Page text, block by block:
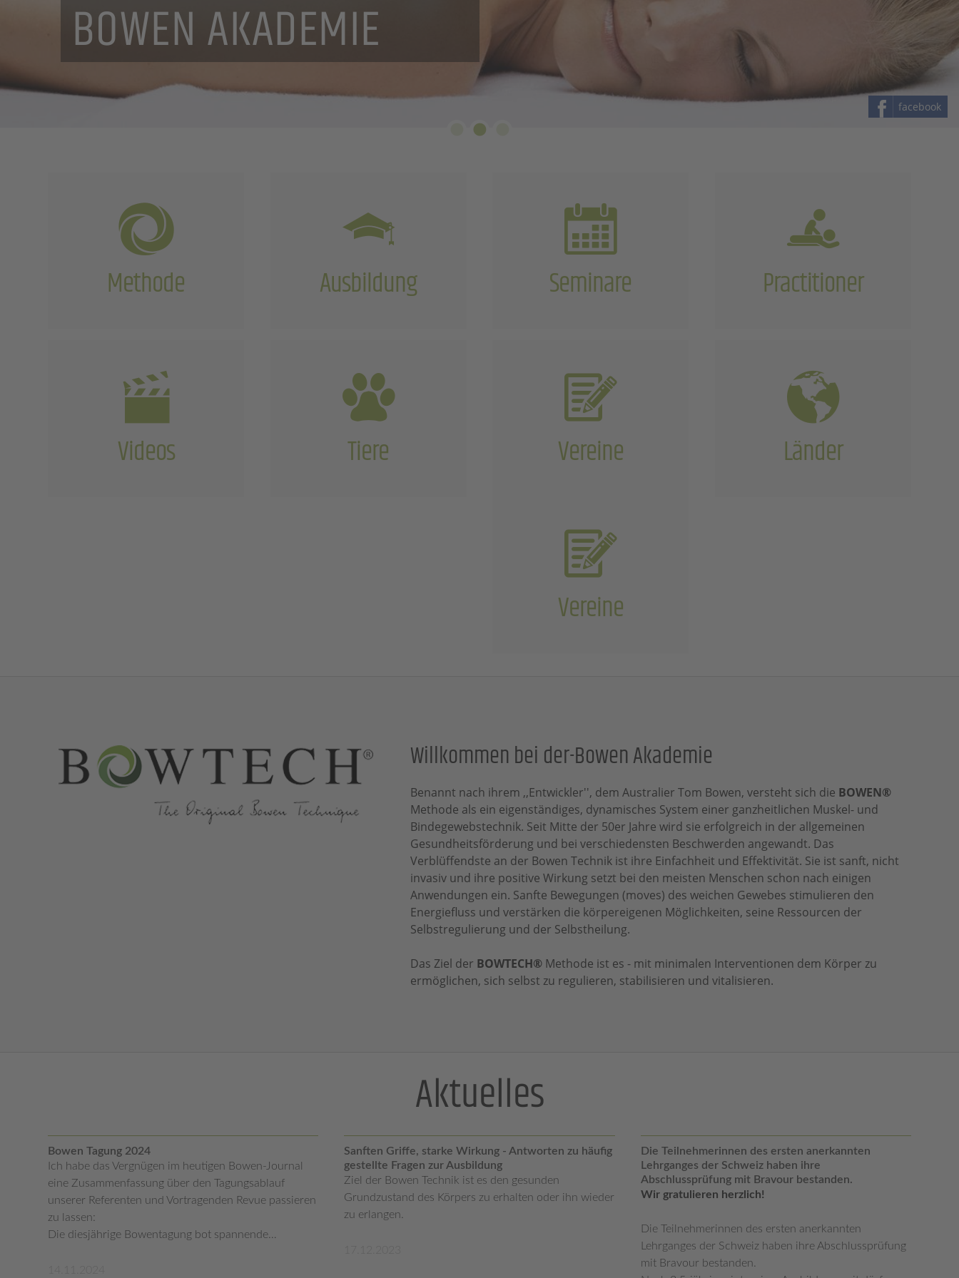
BOWEN TECHNIK
BOWEN AKADEMIE
BOWEN TECHNIK
facebook
Methode Ausbildung Seminare Practitioner
Videos Tiere Vereine
Vereine
Länder
Willkommen bei der-Bowen Akademie
Benannt nach ihrem ,,Entwickler'', dem Australier Tom Bowen, versteht sich die BOWEN®
Methode als ein eigenständiges, dynamisches System einer ganzheitlichen Muskel- und
Bindegewebstechnik. Seit Mitte der 50er Jahre wird sie erfolgreich in der allgemeinen
Gesundheitsförderung und bei verschiedensten Beschwerden angewandt. Das
Verblüffendste an der Bowen Technik ist ihre Einfachheit und Effektivität. Sie ist sanft, nicht
invasiv und ihre positive Wirkung setzt bei den meisten Menschen schon nach einigen
Anwendungen ein. Sanfte Bewegungen (moves) des weichen Gewebes stimulieren den
Energiefluss und verstärken die körpereigenen Möglichkeiten, seine Ressourcen der
Selbstregulierung und der Selbstheilung.
Das Ziel der BOWTECH® Methode ist es - mit minimalen Interventionen dem Körper zu
ermöglichen, sich selbst zu regulieren, stabilisieren und vitalisieren.
Aktuelles
Bowen Tagung 2024
Ich habe das Vergnügen im heutigen Bowen-Journal
eine Zusammenfassung über den Tagungsablauf
unserer Referenten und Vortragenden Revue passieren
zu lassen:
Die diesjährige Bowentagung bot spannende…
Sanften Griffe, starke Wirkung - Antworten zu häufig
gestellte Fragen zur Ausbildung
Ziel der Bowen Technik ist es den gesunden
Grundzustand des Körpers zu erhalten oder ihn wieder
zu erlangen.
Die Teilnehmerinnen des ersten anerkannten
Lehrganges der Schweiz haben ihre
Abschlussprüfung mit Bravour bestanden.
Wir gratulieren herzlich!
Die Teilnehmerinnen des ersten anerkannten
Lehrganges der Schweiz haben ihre Abschlussprüfung
mit Bravour bestanden.